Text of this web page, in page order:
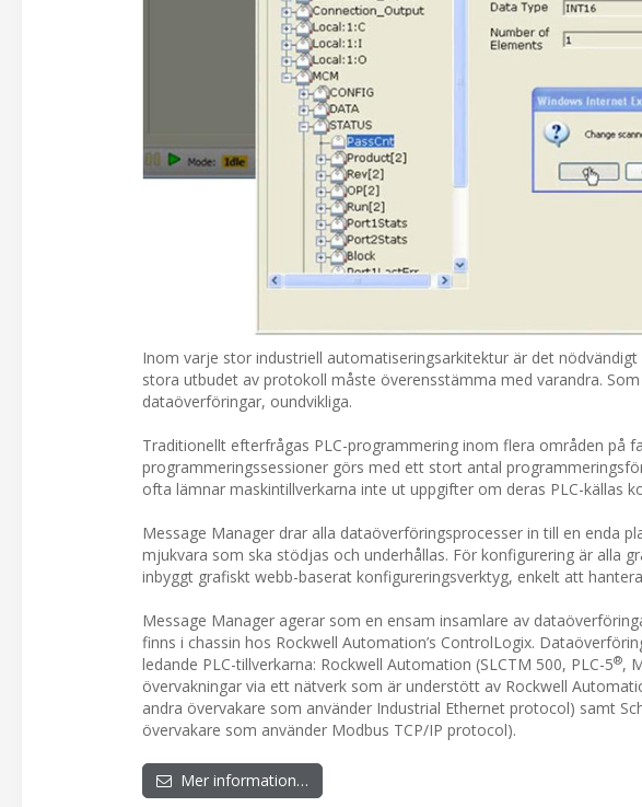
Inom varje stor industriell automatiseringsarkitektur är det
stora utbudet av protokoll måste överensstämma med varandra.
dataöverföringar, oundvikliga.
Traditionellt efterfrågas PLC-programmering inom flera områden på
programmeringssessioner görs med ett stort antal
ofta lämnar maskintillverkarna inte ut uppgifter om deras PLC-källas
Message Manager drar alla dataöverföringsprocesser in till en enda
mjukvara som ska stödjas och underhållas. För konfigurering är alla
inbyggt grafiskt webb-baserat konfigureringsverktyg, enkelt att
Message Manager agerar som en ensam insamlare av
finns i chassin hos Rockwell Automation’s ControlLogix.
ledande PLC-tillverkarna: Rockwell Automation (SLCTM 500, PLC-5®,
övervakningar via ett nätverk som är understött av Rockwell
andra övervakare som använder Industrial Ethernet protocol) samt
övervakare som använder Modbus TCP/IP protocol).
Mer information…